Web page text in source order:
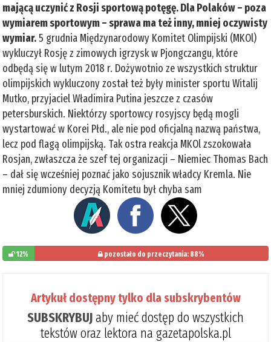
mającą uczynić z Rosji sportową potęgę. Dla Polaków – poza
wymiarem sportowym – sprawa ma też inny, mniej oczywisty
wymiar.5 grudnia Międzynarodowy Komitet Olimpijski (MKOl)
wykluczył Rosję z zimowych igrzysk w Pjongczangu, które
odbędą się w lutym 2018 r. Dożywotnio ze wszystkich struktur
olimpijskich wykluczony został też były minister sportu Witalij
Mutko, przyjaciel Władimira Putina jeszcze z czasów
petersburskich. Niektórzy sportowcy rosyjscy będą mogli
wystartować w Korei Płd., ale nie pod oficjalną nazwą państwa,
lecz pod flagą olimpijską. Tak ostra reakcja MKOl zszokowała
Rosjan, zwłaszcza że szef tej organizacji – Niemiec Thomas Bach
– dał się wcześniej poznać jako sojusznik władcy Kremla. Nie
mniej zdumiony decyzją Komitetu był chyba sam
12% pozostało do przeczytania: 88%
Artykuł dostępny tylko dla subskrybentów
SUBSKRYBUJaby mieć dostęp do wszystkich
tekstów oraz lektora na gazetapolska.pl